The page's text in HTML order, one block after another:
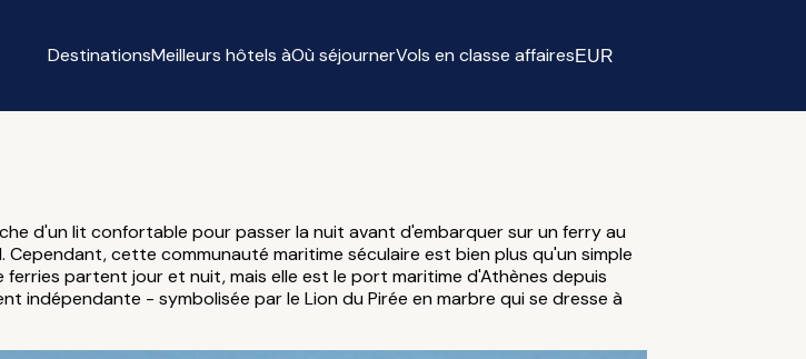
DestinationsMeilleurs hôtels àOù séjournerVols en classe affairesEUR
d'un lit confortable pour passer la nuit avant d'embarquer sur un ferry au
cette communauté maritime séculaire est bien plus qu'un simple
partent jour et nuit, mais elle est le port maritime d'Athènes depuis
- symbolisée par le Lion du Pirée en marbre qui se dresse à